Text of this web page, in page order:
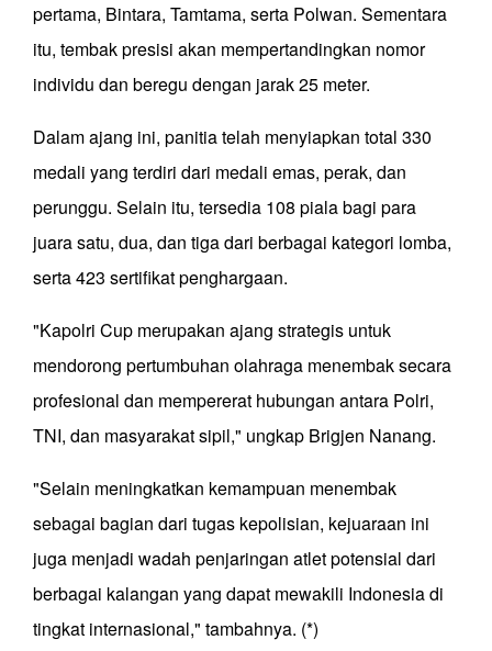
pertama, Bintara, Tamtama, serta Polwan. Sementara
itu, tembak presisi akan mempertandingkan nomor
individu dan beregu dengan jarak 25 meter.
Dalam ajang ini, panitia telah menyiapkan total 330
medali yang terdiri dari medali emas, perak, dan
perunggu. Selain itu, tersedia 108 piala bagi para
juara satu, dua, dan tiga dari berbagai kategori lomba,
serta 423 sertifikat penghargaan.
"Kapolri Cup merupakan ajang strategis untuk
mendorong pertumbuhan olahraga menembak secara
profesional dan mempererat hubungan antara Polri,
TNI, dan masyarakat sipil," ungkap Brigjen Nanang.
"Selain meningkatkan kemampuan menembak
sebagai bagian dari tugas kepolisian, kejuaraan ini
juga menjadi wadah penjaringan atlet potensial dari
berbagai kalangan yang dapat mewakili Indonesia di
tingkat internasional," tambahnya. (*)